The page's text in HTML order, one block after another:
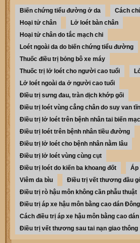
Biến chứng tiểu đường ở da
Cách
Hoại tử chân
Lở loét bàn chân
Hoại tử chân do tắc mạch chi
Loét ngoài da do biến chứng tiểu đường
Thuốc điều trị bỏng bô xe máy
Thuốc trị lở loét cho người cao tuổi
Lở loét ngoài da ở người cao tuổi
ĐIều trị sưng đau, tràn dịch khớp gối
Điều trị loét vùng cẳng chân do suy van
Điều trị lở loét trên bệnh nhân tai biến
Điều trị loét trên bệnh nhân tiều đường
Điều trị lở loét cho bệnh nhân nằm lâu
Điều trị lở loét vùng cùng cụt
Điều trị loét do kiến ba khoang đốt
Áp
Viêm da bìu
Điều trị vết thương đầu
Điều trị rò hậu môn không cần phẫu thuật
Điều trị áp xe hậu môn bằng cao dán
Cách điều trị áp xe hậu môn bằng cao
Điều trị vết thương sau tai nạn giao thông